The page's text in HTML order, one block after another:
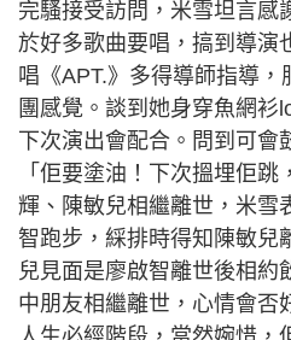
完騷接受訪問，米雪坦言感
於好多歌曲要唱，搞到導演
唱《APT.》多得導師指導
團感覺。談到她身穿魚網衫
下次演出會配合。問到可會
「佢要塗油！下次搵埋佢
輝、陳敏兒相繼離世，米雪
智跑步，綵排時得知陳敏兒
兒見面是廖啟智離世後相約
中朋友相繼離世，心情會否